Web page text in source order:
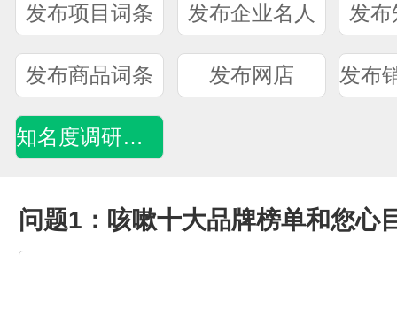
发布项目词条 发布企业名人 发
发布商品词条 发布网店
知名度调研问卷
问题1：咳嗽十大品牌榜单和您心